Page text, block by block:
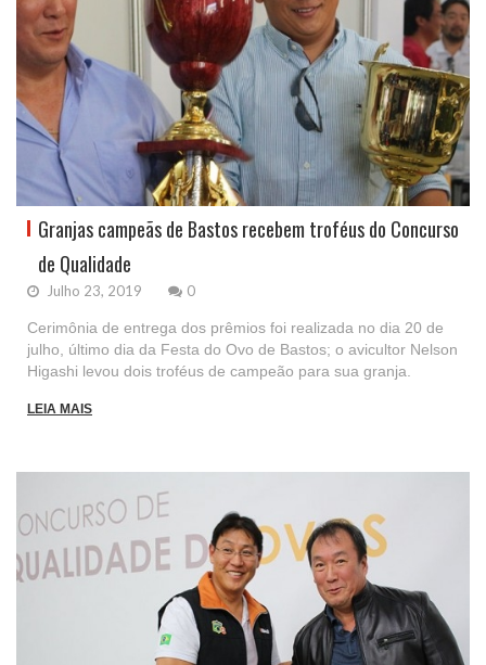
Granjas campeãs de Bastos recebem troféus do Concurso
de Qualidade
Julho 23, 2019 0
Cerimônia de entrega dos prêmios foi realizada no dia 20 de
julho, último dia da Festa do Ovo de Bastos; o avicultor Nelson
Higashi levou dois troféus de campeão para sua granja.
LEIA MAIS